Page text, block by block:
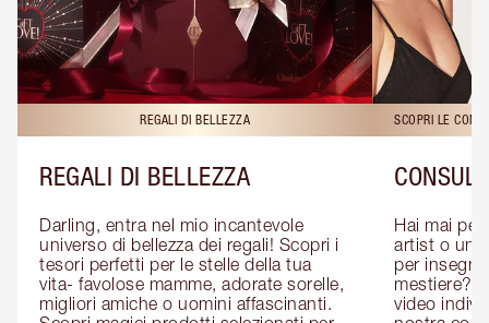
REGALI DI BELLEZZA
REGALI DI BELLEZZA
Darling, entra nel mio incantevole
universo di bellezza dei regali! Scopri i
tesori perfetti per le stelle della tua
vita- favolose mamme, adorate sorelle,
migliori amiche o uomini affascinanti.
SCOPRI LE
Hai mai
artist o un
per
mestiere?
video